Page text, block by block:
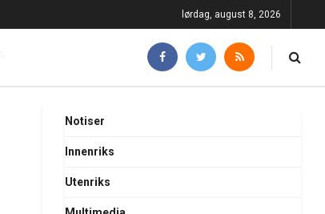
lørdag, august 8, 2026
Notiser
Innenriks
Utenriks